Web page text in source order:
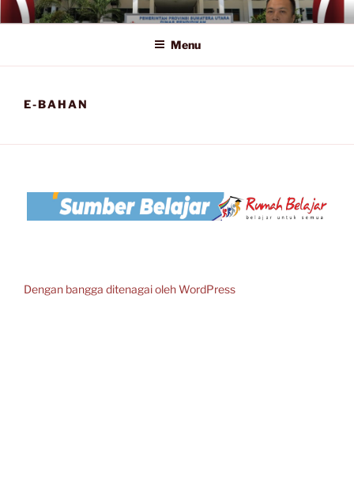
Lompat
ke
SMA NEGERI 1 LUBUK PAKAM
Official Website
Menu
E-BAHAN
Dengan bangga ditenagai oleh WordPress